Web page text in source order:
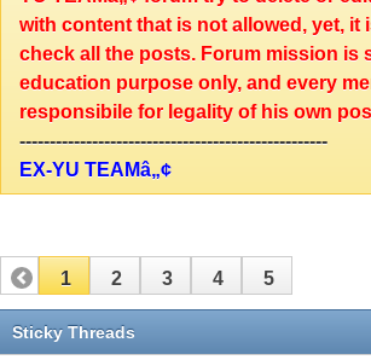
with content that is not allowed, yet, it
check all the posts. Forum mission is
education purpose only, and every
responsibile for legality of his own
---------------------------------------------------
EX-YU TEAMâ„¢
1 2 3 4 5
Sticky Threads